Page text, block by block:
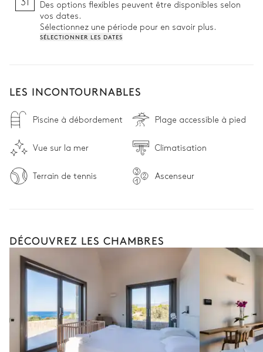
31
Des options flexibles peuvent être disponibles selon
vos dates.
Sélectionnez une période pour en savoir plus.
SÉLECTIONNER LES DATES
LES INCONTOURNABLES
Piscine à débordement Plage accessible à pied
Vue sur la mer Climatisation
Terrain de tennis Ascenseur
DÉCOUVREZ LES CHAMBRES